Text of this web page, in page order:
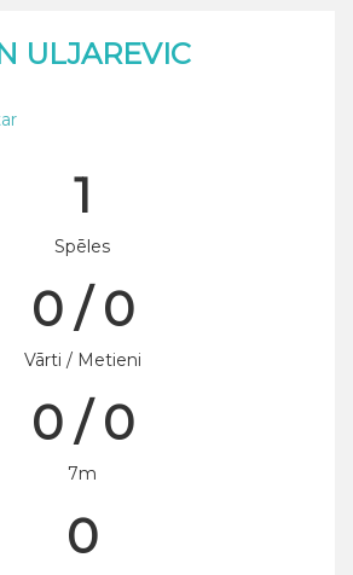
ULJAREVIC
1
Spēles
0 / 0
Vārti / Metieni
0 / 0
7m
0